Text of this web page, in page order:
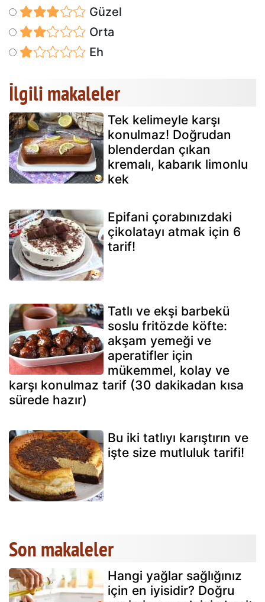
Güzel
Orta
Eh
İlgili makaleler
Tek kelimeyle karşı
konulmaz! Doğrudan
blenderdan çıkan
kremalı, kabarık limonlu
kek
Epifani çorabınızdaki
çikolatayı atmak için 6
tarif!
Tatlı ve ekşi barbekü
soslu fritözde köfte:
akşam yemeği ve
aperatifler için
mükemmel, kolay ve
karşı konulmaz tarif (30 dakikadan kısa
sürede hazır)
Bu iki tatlıyı karıştırın ve
işte size mutluluk tarifi!
Son makaleler
Hangi yağlar sağlığınız
için en iyisidir? Doğru